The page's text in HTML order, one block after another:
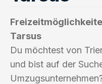
Tarsus
Du möchtest von
und bist auf der